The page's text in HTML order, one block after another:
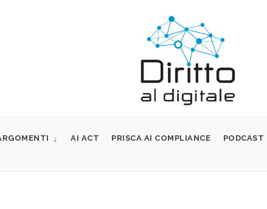
AI ACT PRISCA AI COMPLIANCE PODCAST